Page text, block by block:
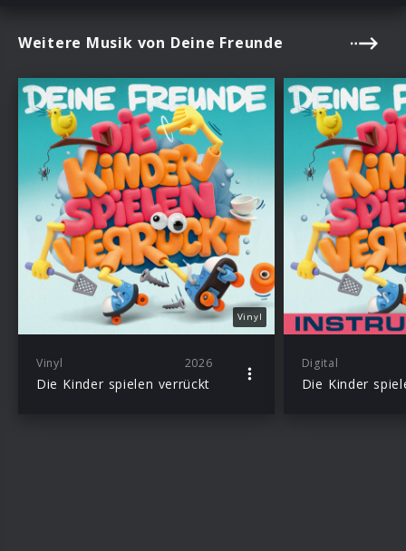
Weitere Musik von Deine Freunde
Vinyl
Vinyl 2026
Die Kinder spielen verrückt
Digital